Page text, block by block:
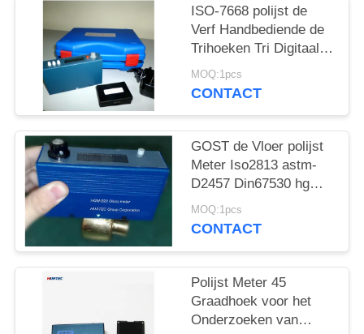
ISO-7668 polijst de
Verf Handbediende de
Trihoeken Tri Digitaal
van Meter 2000 Gu
MOQ:1pcs
CONTACT
GOST de Vloer polijst
Meter Iso2813 astm-
D2457 Din67530 hgm-
B20
MOQ:1pcs
CONTACT
Polijst Meter 45
Graadhoek voor het
Onderzoeken van